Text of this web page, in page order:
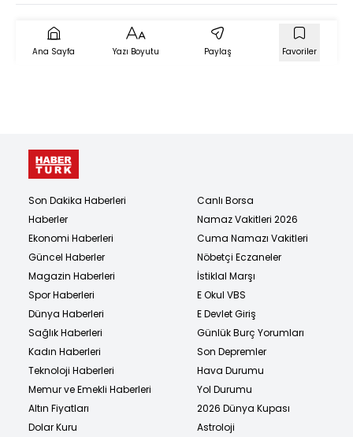
Ana Sayfa Yazı Boyutu Paylaş Favoriler
Son Dakika Haberleri
Haberler
Ekonomi Haberleri
Güncel Haberler
Magazin Haberleri
Spor Haberleri
Dünya Haberleri
Sağlık Haberleri
Kadın Haberleri
Teknoloji Haberleri
Memur ve Emekli Haberleri
Altın Fiyatları
Dolar Kuru
Canlı Borsa
Namaz Vakitleri 2026
Cuma Namazı Vakitleri
Nöbetçi Eczaneler
İstiklal Marşı
E Okul VBS
E Devlet Giriş
Günlük Burç Yorumları
Son Depremler
Hava Durumu
Yol Durumu
2026 Dünya Kupası
Astroloji